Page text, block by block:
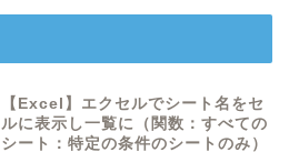
【Excel】エクセルでシート名をセ
ルに表示し一覧に（関数：すべての
シート：特定の条件のシートのみ）